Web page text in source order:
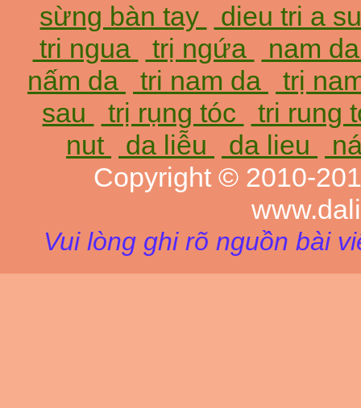
sừng bàn tay
dieu tri a
tri ngua
trị ngứa
nam
nấm da
tri nam da
trị
sau
trị rụng tóc
tri rung
nut
da liễu da lieu
Copyright © 2010-
Vui lòng ghi rõ nguồn bài